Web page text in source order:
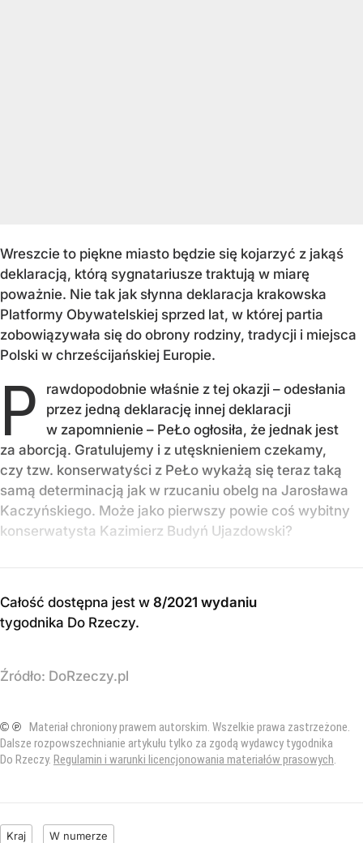
Wreszcie to piękne miasto będzie się kojarzyć z jakąś
deklaracją, którą sygnatariusze traktują w miarę
poważnie. Nie tak jak słynna deklaracja krakowska
Platformy Obywatelskiej sprzed lat, w której partia
zobowiązywała się do obrony rodziny, tradycji i miejsca
Polski w chrześcijańskiej Europie.
P
rawdopodobnie właśnie z tej okazji – odesłania
przez jedną deklarację innej deklaracji
w zapomnienie – PeŁo ogłosiła, że jednak jest
za aborcją. Gratulujemy i z utęsknieniem czekamy,
czy tzw. konserwatyści z PeŁo wykażą się teraz taką
samą determinacją jak w rzucaniu obelg na Jarosława
Kaczyńskiego. Może jako pierwszy powie coś wybitny
konserwatysta Kazimierz Budyń Ujazdowski?
Całość dostępna jest w 8/2021 wydaniu
tygodnika Do Rzeczy.
Źródło: DoRzeczy.pl
© ℗ Materiał chroniony prawem autorskim. Wszelkie prawa zastrzeżone.
Dalsze rozpowszechnianie artykułu tylko za zgodą wydawcy tygodnika
Do Rzeczy. Regulamin i warunki licencjonowania materiałów prasowych
Kraj W numerze